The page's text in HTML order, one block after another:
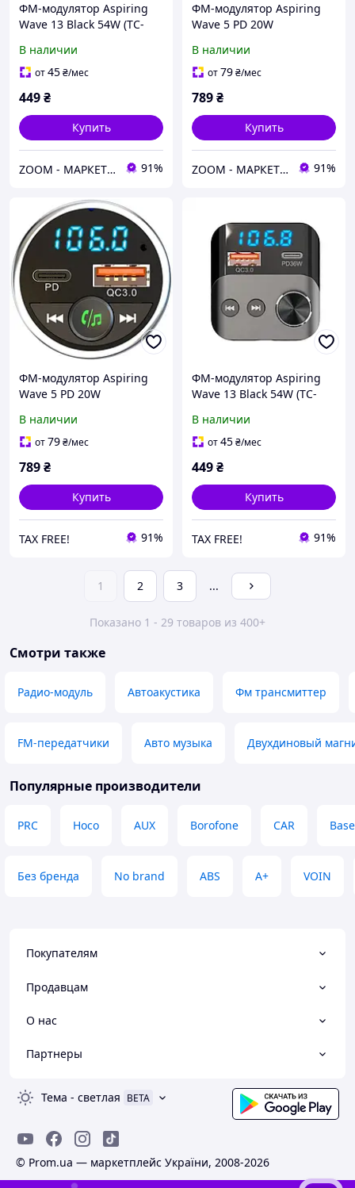
ФМ-модулятор Aspiring
Wave 13 Black 54W (TC-
В наличии
от45₴/мес
449₴
Купить
ZOOM - МАРКЕТ ЦИФРОВОЙ ТЕХНИКИ 91%
ФМ-модулятор Aspiring
Wave 5 PD 20W
В наличии
от79₴/мес
789₴
Купить
ZOOM - МАРКЕТ ЦИФРОВОЙ ТЕХНИКИ 91%
ФМ-модулятор Aspiring
Wave 5 PD 20W
В наличии
от79₴/мес
789₴
Купить
TAX FREE! 91%
ФМ-модулятор Aspiring
Wave 13 Black 54W (TC-
В наличии
от45₴/мес
449₴
Купить
TAX FREE! 91%
1 2 3 ...
Показано 1 - 29 товаров из 400+
Смотри также
Радио-модуль Автоакустика Фм трансмиттер
FM-передатчики Авто музыка Двухдиновый
Популярные производители
PRC Hoco AUX Borofone CAR
Без бренда No brand ABS A+ VOIN
Покупателям
Продавцам
О нас
Партнеры
Тема - светлая BETA
© Prom.ua — маркетплейс України, 2008-2026